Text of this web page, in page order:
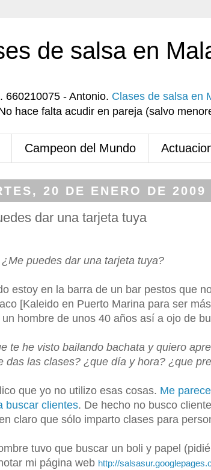
de salsa en
660210075 - Antonio. Clases de salsa en
hace falta acudir en pareja (salvo
Campeon del Mundo
20 DE ENERO DE 2009
dar una tarjeta tuya
puedes dar una tarjeta tuya?
estoy en la barra de un bar pestos que
[Kaleido en Puerto Marina para ser
hombre de unos 40 años así a ojo de
te he visto bailando bachata y quiero
das las clases? ¿que día y hora? ¿que
que yo no utilizo esas cosas. Me
buscar clientes. De hecho no busco
claro que sólo imparto clases para
tuvo que buscar un boli y papel
mi página web http://